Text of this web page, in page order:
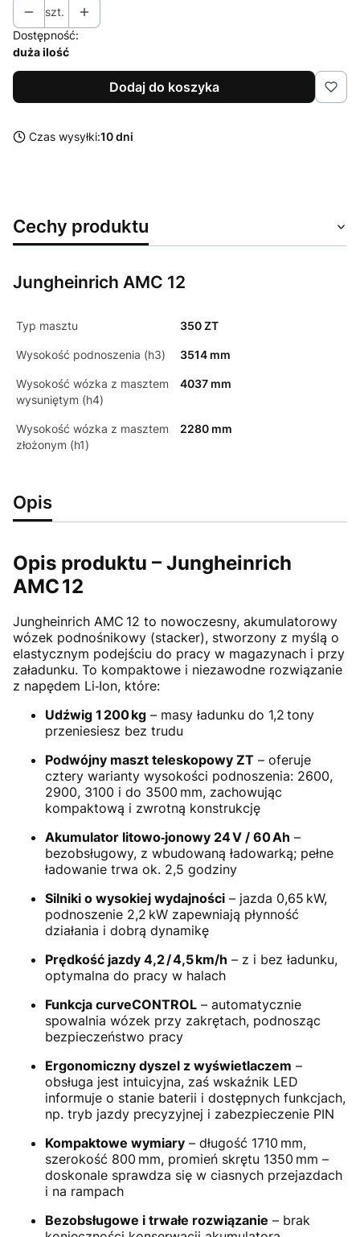
szt.
Dostępność:
duża ilość
Dodaj do koszyka
Czas wysyłki:10 dni
Cechy produktu
Jungheinrich AMC 12
Typ masztu 350 ZT
Wysokość podnoszenia (h3) 3514 mm
Wysokość wózka z masztem
wysuniętym (h4)
4037 mm
Wysokość wózka z masztem
złożonym (h1)
2280 mm
Opis
Opis produktu – Jungheinrich
AMC 12
Jungheinrich AMC 12 to nowoczesny, akumulatorowy
wózek podnośnikowy (stacker), stworzony z myślą o
elastycznym podejściu do pracy w magazynach i przy
załadunku. To kompaktowe i niezawodne rozwiązanie
z napędem Li‑Ion, które:
Udźwig 1 200 kg – masy ładunku do 1,2 tony
przeniesiesz bez trudu
Podwójny maszt teleskopowy ZT – oferuje
cztery warianty wysokości podnoszenia: 2600,
2900, 3100 i do 3500 mm, zachowując
kompaktową i zwrotną konstrukcję
Akumulator litowo‑jonowy 24 V / 60 Ah –
bezobsługowy, z wbudowaną ładowarką; pełne
ładowanie trwa ok. 2,5 godziny
Silniki o wysokiej wydajności – jazda 0,65 kW,
podnoszenie 2,2 kW zapewniają płynność
działania i dobrą dynamikę
Prędkość jazdy 4,2 / 4,5 km/h – z i bez ładunku,
optymalna do pracy w halach
Funkcja curveCONTROL – automatycznie
spowalnia wózek przy zakrętach, podnosząc
bezpieczeństwo pracy
Ergonomiczny dyszel z wyświetlaczem –
obsługa jest intuicyjna, zaś wskaźnik LED
informuje o stanie baterii i dostępnych funkcjach,
np. tryb jazdy precyzyjnej i zabezpieczenie PIN
Kompaktowe wymiary – długość 1710 mm,
szerokość 800 mm, promień skrętu 1350 mm –
doskonale sprawdza się w ciasnych przejazdach
i na rampach
Bezobsługowe i trwałe rozwiązanie – brak